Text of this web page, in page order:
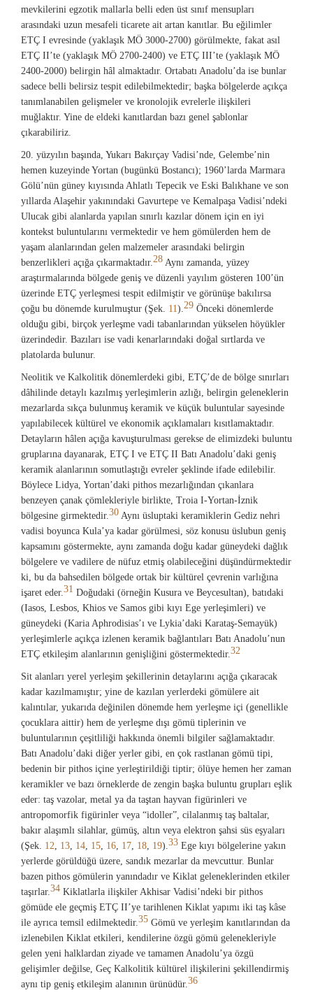
mevkilerini egzotik mallarla belli eden üst sınıf mensupları
arasındaki uzun mesafeli ticarete ait artan kanıtlar. Bu eğilimler
ETÇ I evresinde (yaklaşık MÖ 3000-2700) görülmekte, fakat asıl
ETÇ II’te (yaklaşık MÖ 2700-2400) ve ETÇ III’te (yaklaşık MÖ
2400-2000) belirgin hâl almaktadır. Ortabatı Anadolu’da ise bunlar
sadece belli belirsiz tespit edilebilmektedir; başka bölgelerde açıkça
tanımlanabilen gelişmeler ve kronolojik evrelerle ilişkileri
muğlaktır. Yine de eldeki kanıtlardan bazı genel şablonlar
çıkarabiliriz.
20. yüzyılın başında, Yukarı Bakırçay Vadisi’nde, Gelembe’nin
hemen kuzeyinde Yortan (bugünkü Bostancı); 1960’larda Marmara
Gölü’nün güney kıyısında Ahlatlı Tepecik ve Eski Balıkhane ve son
yıllarda Alaşehir yakınındaki Gavurtepe ve Kemalpaşa Vadisi’ndeki
Ulucak gibi alanlarda yapılan sınırlı kazılar dönem için en iyi
kontekst buluntularını vermektedir ve hem gömülerden hem de
yaşam alanlarından gelen malzemeler arasındaki belirgin
benzerlikleri açığa çıkarmaktadır.28 Aynı zamanda, yüzey
araştırmalarında bölgede geniş ve düzenli yayılım gösteren 100’ün
üzerinde ETÇ yerleşmesi tespit edilmiştir ve görünüşe bakılırsa
çoğu bu dönemde kurulmuştur (Şek. 11).29 Önceki dönemlerde
olduğu gibi, birçok yerleşme vadi tabanlarından yükselen höyükler
üzerindedir. Bazıları ise vadi kenarlarındaki doğal sırtlarda ve
platolarda bulunur.
Neolitik ve Kalkolitik dönemlerdeki gibi, ETÇ’de de bölge sınırları
dâhilinde detaylı kazılmış yerleşimlerin azlığı, belirgin geleneklerin
mezarlarda sıkça bulunmuş keramik ve küçük buluntular sayesinde
yapılabilecek kültürel ve ekonomik açıklamaları kısıtlamaktadır.
Detayların hâlen açığa kavuşturulması gerekse de elimizdeki buluntu
gruplarına dayanarak, ETÇ I ve ETÇ II Batı Anadolu’daki geniş
keramik alanlarının somutlaştığı evreler şeklinde ifade edilebilir.
Böylece Lidya, Yortan’daki pithos mezarlığından çıkanlara
benzeyen çanak çömlekleriyle birlikte, Troia I-Yortan-İznik
bölgesine girmektedir.30 Aynı üsluptaki keramiklerin Gediz nehri
vadisi boyunca Kula’ya kadar görülmesi, söz konusu üslubun geniş
kapsamını göstermekte, aynı zamanda doğu kadar güneydeki dağlık
bölgelere ve vadilere de nüfuz etmiş olabileceğini düşündürmektedir
ki, bu da bahsedilen bölgede ortak bir kültürel çevrenin varlığına
işaret eder.31 Doğudaki (örneğin Kusura ve Beycesultan), batıdaki
(Iasos, Lesbos, Khios ve Samos gibi kıyı Ege yerleşimleri) ve
güneydeki (Karia Aphrodisias’ı ve Lykia’daki Karataş-Semayük)
yerleşimlerle açıkça izlenen keramik bağlantıları Batı Anadolu’nun
ETÇ etkileşim alanlarının genişliğini göstermektedir.32
Sit alanları yerel yerleşim şekillerinin detaylarını açığa çıkaracak
kadar kazılmamıştır; yine de kazılan yerlerdeki gömülere ait
kalıntılar, yukarıda değinilen dönemde hem yerleşme içi (genellikle
çocuklara aittir) hem de yerleşme dışı gömü tiplerinin ve
buluntularının çeşitliliği hakkında önemli bilgiler sağlamaktadır.
Batı Anadolu’daki diğer yerler gibi, en çok rastlanan gömü tipi,
bedenin bir pithos içine yerleştirildiği tiptir; ölüye hemen her zaman
keramikler ve bazı örneklerde de zengin başka buluntu grupları eşlik
eder: taş vazolar, metal ya da taştan hayvan figürinleri ve
antropomorfik figürinler veya “idoller”, cilalanmış taş baltalar,
bakır alaşımlı silahlar, gümüş, altın veya elektron şahsi süs eşyaları
(Şek. 12, 13, 14, 15, 16, 17, 18, 19).33 Ege kıyı bölgelerine yakın
yerlerde görüldüğü üzere, sandık mezarlar da mevcuttur. Bunlar
bazen pithos gömülerin yanındadır ve Kiklat geleneklerinden etkiler
taşırlar.34 Kiklatlarla ilişkiler Akhisar Vadisi’ndeki bir pithos
gömüde ele geçmiş ETÇ II’ye tarihlenen Kiklat yapımı iki taş kâse
ile ayrıca temsil edilmektedir.35 Gömü ve yerleşim kanıtlarından da
izlenebilen Kiklat etkileri, kendilerine özgü gömü gelenekleriyle
gelen yeni halklardan ziyade ve tamamen Anadolu’ya özgü
gelişimler değilse, Geç Kalkolitik kültürel ilişkilerini şekillendirmiş
aynı tip geniş etkileşim alanının ürünüdür.36